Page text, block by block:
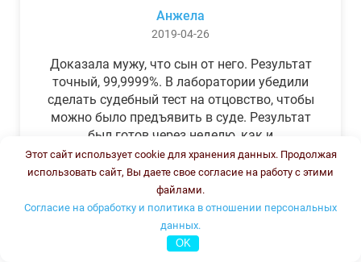
Анжела
2019-04-26
Доказала мужу, что сын от него. Результат
точный, 99,9999%. В лаборатории убедили
сделать судебный тест на отцовство, чтобы
можно было предъявить в суде. Результат
был готов через неделю, как и
обещали.Теперь муж бегает и извиняется.
Этот сайт использует cookie для хранения данных. Продолжая
использовать сайт, Вы даете свое согласие на работу с этими
файлами.
Согласие на обработку и политика в отношении персональных
данных.
OK